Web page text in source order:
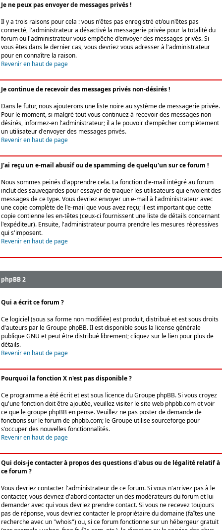
Je ne peux pas envoyer de messages privés !
Il y a trois raisons pour cela : vous n'êtes pas enregistré et/ou n'êtes pas
connecté, l'administrateur a désactivé la messagerie privée pour la totalité du
forum ou l'administrateur vous empêche d'envoyer des messages privés. Si
vous êtes dans le dernier cas, vous devriez vous adresser à l'administrateur
pour en connaître la raison.
Revenir en haut de page
Je continue de recevoir des messages privés non-désirés !
Dans le futur, nous ajouterons une liste noire au système de messagerie privée.
Pour le moment, si malgré tout vous continuez à recevoir des messages non-
désirés, informez-en l'administrateur; il a le pouvoir d'empêcher complètement
un utilisateur d'envoyer des messages privés.
Revenir en haut de page
J'ai reçu un e-mail abusif ou de spamming de quelqu'un sur ce forum !
Nous sommes peinés d'apprendre cela. La fonction d'e-mail intégré au forum
inclut des sauvegardes pour essayer de traquer les utilisateurs qui envoient des
messages de ce type. Vous devriez envoyer un e-mail à l'administrateur avec
une copie complète de l'e-mail que vous avez reçu; il est important que cette
copie contienne les en-têtes (ceux-ci fournissent une liste de détails concernant
l'expéditeur). Ensuite, l'administrateur pourra prendre les mesures répressives
qui s'imposent.
Revenir en haut de page
phpBB 2
Qui a écrit ce forum ?
Ce logiciel (sous sa forme non modifiée) est produit, distribué et est sous droits
d'auteurs par leGroupe phpBB. Il est disponible sous la license générale
publique GNU et peut être distribué librement; cliquez sur le lien pour plus de
détails.
Revenir en haut de page
Pourquoi la fonction X n'est pas disponible ?
Ce programme a été écrit et est sous licence du Groupe phpBB. Si vous croyez
qu'une fonction doit être ajoutée, veuillez visiter le site web phpbb.com et voir
ce que le groupe phpBB en pense. Veuillez ne pas poster de demande de
fonctions sur le forum de phpbb.com; le Groupe utilise sourceforge pour
s'occuper des nouvelles fonctionnalités.
Revenir en haut de page
Qui dois-je contacter à propos des questions d'abus ou de légalité relatif à
ce forum ?
Vous devriez contacter l'administrateur de ce forum. Si vous n'arrivez pas à le
contacter, vous devriez d'abord contacter un des modérateurs du forum et lui
demander avec qui vous devriez prendre contact. Si vous ne recevez toujours
pas de réponse, vous devriez contacter le propriétaire du domaine (faîtes une
recherche avec un "whois") ou, si ce forum fonctionne sur un hébergeur gratuit